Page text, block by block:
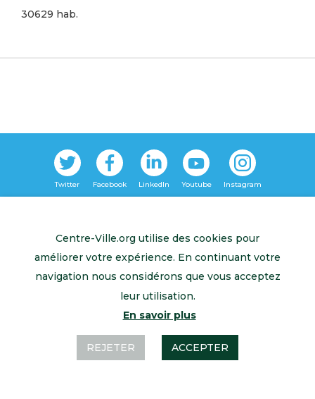
30629 hab.
Centre-Ville.org utilise des cookies pour
améliorer votre expérience. En continuant votre
navigation nous considérons que vous acceptez
leur utilisation.
En savoir plus
REJETER ACCEPTER